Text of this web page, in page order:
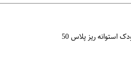
استوانه ریز پلاس 50